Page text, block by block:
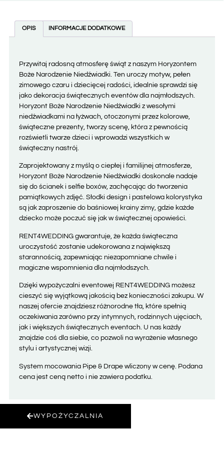
OPIS INFORMACJE DODATKOWE
Przywitaj radosną atmosferę świąt z naszym Horyzontem
Boże Narodzenie Niedźwiadki. Ten uroczy motyw, pełen
zimowego czaru i dziecięcej radości, idealnie sprawdzi się
jako dekoracja świątecznych eventów dla najmłodszych.
Horyzont Boże Narodzenie Niedźwiadki z wesołymi
niedźwiadkami na łyżwach, otoczonymi przez kolorowe,
świąteczne prezenty, tworzy scenę, która z pewnością
rozświetli twarze dzieci i wprowadzi wszystkich w
świąteczny nastrój.
Zaprojektowany z myślą o ciepłej i familijnej atmosferze,
Horyzont Boże Narodzenie Niedźwiadki doskonale nadaje
się do ścianek i selfie boxów, zachęcając do tworzenia
pamiątkowych zdjęć. Słodki design i pastelowa kolorystyka
są jak zaproszenie do baśniowej krainy zimy, gdzie każde
dziecko może poczuć się jak w świątecznej opowieści.
RENT4WEDDING gwarantuje, że każda świąteczna
uroczystość zostanie udekorowana z największą
starannością, zapewniając niezapomniane chwile i
magiczne wspomnienia dla najmłodszych.
Dzięki wypożyczalni eventowej RENT4WEDDING możesz
cieszyć się wyjątkową jakością bez konieczności zakupu. W
naszej ofercie znajdziesz różnorodne tła, które spełnią
oczekiwania zarówno przy intymnych, rodzinnych ujęciach,
jak i większych świątecznych eventach. U nas każdy
znajdzie coś dla siebie, co pozwoli na wyrażenie własnego
stylu i artystycznej wizji.
System mocowania Pipe & Drape wliczony w cenę. Podana
cena jest ceną netto i nie zawiera podatku
WYPOŻYCZALNIA